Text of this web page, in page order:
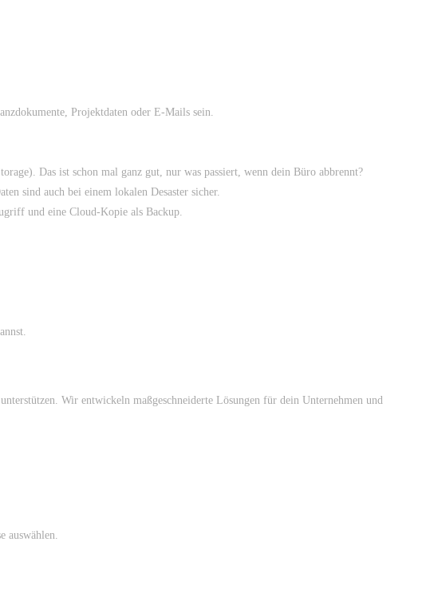
Projektdaten oder E-Mails sein.
Das ist schon mal ganz gut, nur was passiert, wenn dein Büro abbrennt?
sind auch bei einem lokalen Desaster sicher.
und eine Cloud-Kopie als Backup.
Wir entwickeln maßgeschneiderte Lösungen für dein Unternehmen und
auswählen.